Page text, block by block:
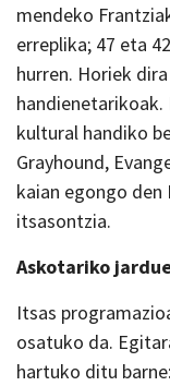
mendeko
erreplika; 47 eta
hurren. Horiek
kultural handiko
Grayhound,
kaian egongo
itsasontzia.
Askotariko
Itsas
osatuko da.
hartuko ditu